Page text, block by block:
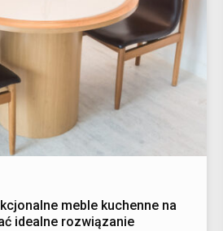
meble kuchenne na
idealne rozwiązanie